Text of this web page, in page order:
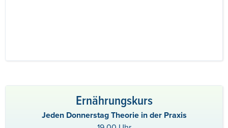
Ernährungskurs
Jeden Donnerstag Theorie in der Praxis